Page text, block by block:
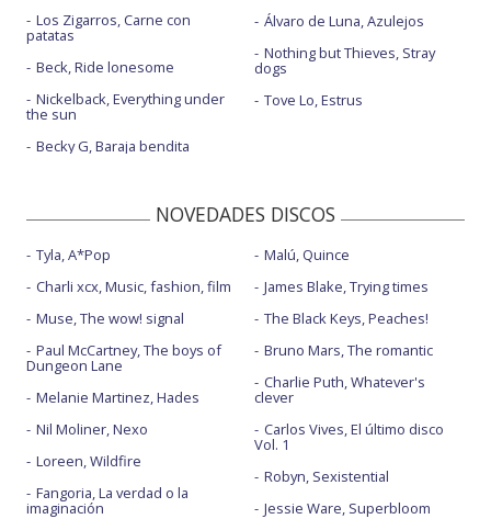
Los Zigarros, Carne con
patatas
Beck, Ride lonesome
Nickelback, Everything under
the sun
Becky G, Baraja bendita
Álvaro de Luna, Azulejos
Nothing but Thieves, Stray
dogs
Tove Lo, Estrus
NOVEDADES DISCOS
Tyla, A*Pop
Charli xcx, Music, fashion, film
Muse, The wow! signal
Paul McCartney, The boys of
Dungeon Lane
Melanie Martinez, Hades
Nil Moliner, Nexo
Loreen, Wildfire
Fangoria, La verdad o la
imaginación
Malú, Quince
James Blake, Trying times
The Black Keys, Peaches!
Bruno Mars, The romantic
Charlie Puth, Whatever's
clever
Carlos Vives, El último disco
Vol. 1
Robyn, Sexistential
Jessie Ware, Superbloom